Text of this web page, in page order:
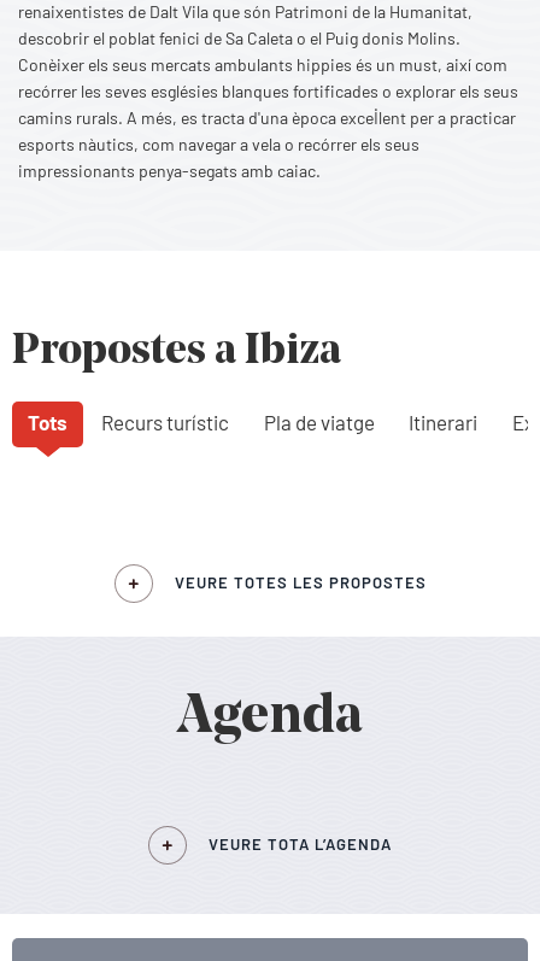
renaixentistes de Dalt Vila que són Patrimoni de la Humanitat,
descobrir el poblat fenici de Sa Caleta o el Puig donis Molins.
Conèixer els seus mercats ambulants hippies és un must, així com
recórrer les seves esglésies blanques fortificades o explorar els seus
camins rurals. A més, es tracta d'una època excel·lent per a practicar
esports nàutics, com navegar a vela o recórrer els seus
impressionants penya-segats amb caiac.
Propostes a Ibiza
Tots Recurs turístic Pla de viatge Itinerari
VEURE TOTES LES PROPOSTES
Agenda
VEURE TOTA L’AGENDA